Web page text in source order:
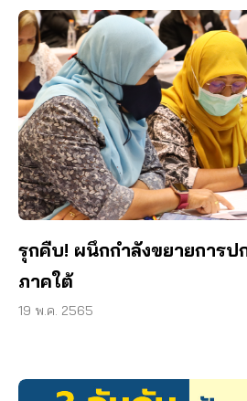
รุกคืบ! ผนึกกำลังขยายการ
ภาคใต้
19 พ.ค. 2565